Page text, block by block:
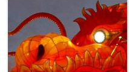
部
網
站